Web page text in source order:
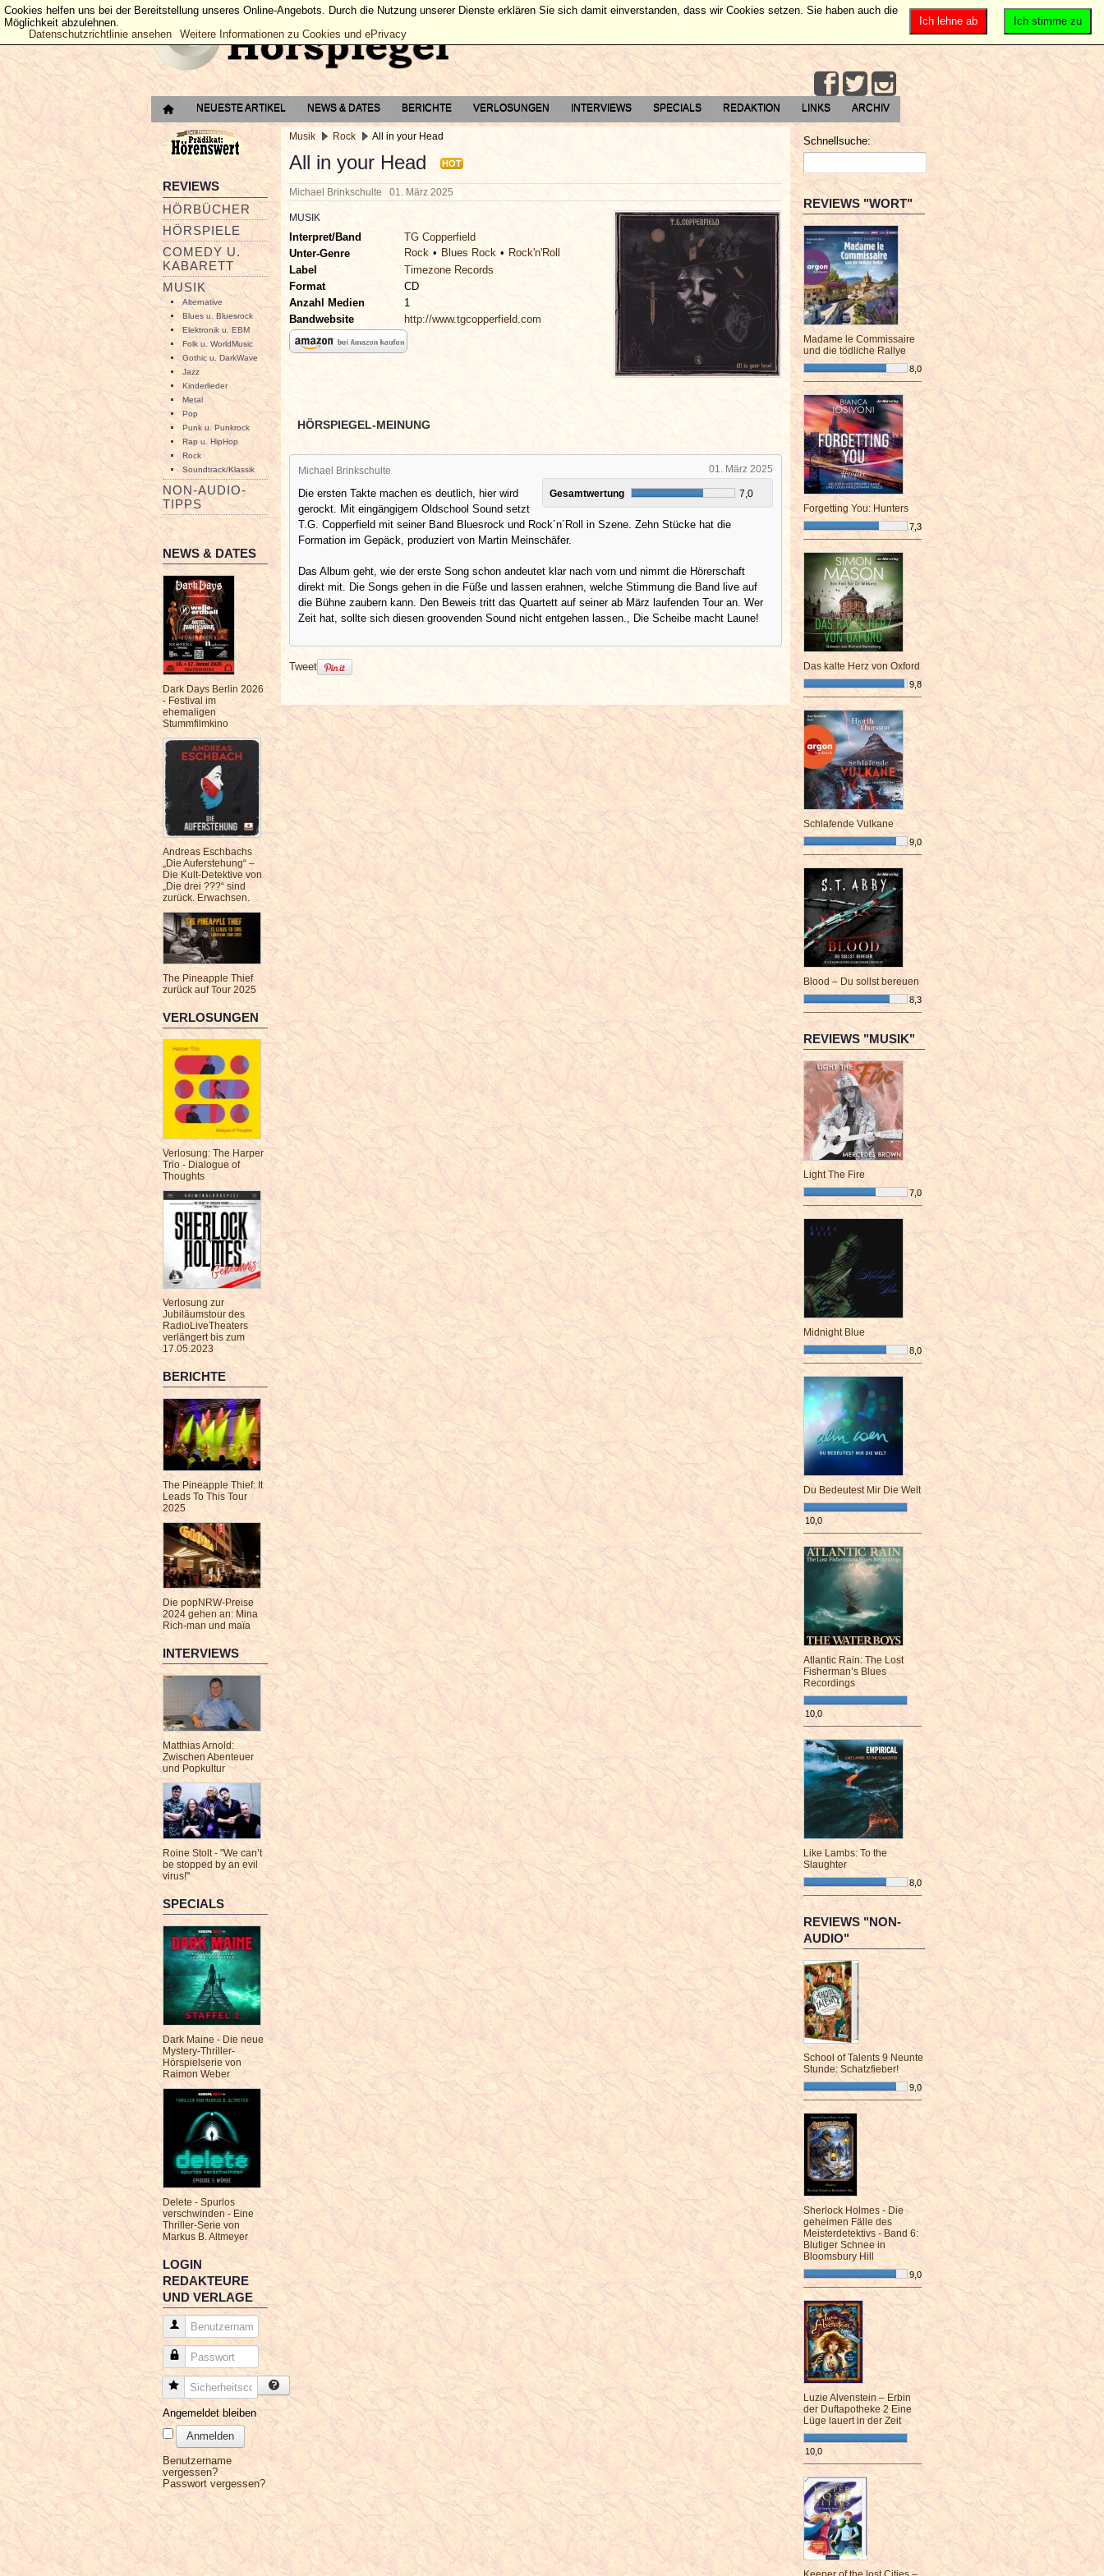
NEUESTE ARTIKEL NEWS & DATES BERICHTE VERLOSUNGEN INTERVIEWS SPECIALS REDAKTION LINKS ARCHIV
REVIEWS
HÖRBÜCHER
HÖRSPIELE
COMEDY U.
KABARETT
MUSIK
Alternative
Blues u. Bluesrock
Elektronik u. EBM
Folk u. WorldMusic
Gothic u. DarkWave
Jazz
Kinderlieder
Metal
Pop
Punk u. Punkrock
Rap u. HipHop
Rock
Soundtrack/Klassik
NON-AUDIO-
TIPPS
NEWS & DATES
Dark Days Berlin 2026
- Festival im
ehemaligen
Stummfilmkino
Andreas Eschbachs
„Die Auferstehung“ –
Die Kult-Detektive von
„Die drei ???“ sind
zurück. Erwachsen.
The Pineapple Thief
zurück auf Tour 2025
VERLOSUNGEN
Verlosung: The Harper
Trio - Dialogue of
Thoughts
Verlosung zur
Jubiläumstour des
RadioLiveTheaters
verlängert bis zum
17.05.2023
BERICHTE
The Pineapple Thief: It
Leads To This Tour
2025
Die popNRW-Preise
2024 gehen an: Mina
Rich-man und maïa
INTERVIEWS
Matthias Arnold:
Zwischen Abenteuer
und Popkultur
Roine Stolt - "We can’t
be stopped by an evil
virus!"
SPECIALS
Dark Maine - Die neue
Mystery-Thriller-
Hörspielserie von
Raimon Weber
Delete - Spurlos
verschwinden - Eine
Thriller-Serie von
Markus B. Altmeyer
LOGIN
REDAKTEURE
UND VERLAGE
Benutzername
Passwort
Sicherheitscode
Angemeldet bleiben
Anmelden
Benutzername
vergessen?
Passwort vergessen?
Musik Rock All in your Head
All in your Head HOT
Michael Brinkschulte 01. März 2025
MUSIK
Interpret/Band
TG Copperfield
Unter-Genre
Rock Blues Rock
Rock'n'Roll
Label
Timezone Records
Format
CD
Anzahl Medien
1
Bandwebsite
http://www.tgcopperfield.com
HÖRSPIEGEL-MEINUNG
01. März 2025
Michael Brinkschulte
Gesamtwertung 7,0
Die ersten Takte machen es deutlich, hier wird
gerockt. Mit eingängigem Oldschool Sound setzt
T.G. Copperfield mit seiner Band Bluesrock und Rock´n´Roll in Szene. Zehn Stücke hat die
Formation im Gepäck, produziert von Martin Meinschäfer.
Das Album geht, wie der erste Song schon andeutet klar nach vorn und nimmt die Hörerschaft
direkt mit. Die Songs gehen in die Füße und lassen erahnen, welche Stimmung die Band live auf
die Bühne zaubern kann. Den Beweis tritt das Quartett auf seiner ab März laufenden Tour an. Wer
Zeit hat, sollte sich diesen groovenden Sound nicht entgehen lassen., Die Scheibe macht Laune!
Tweet
Schnellsuche:
REVIEWS "WORT"
Madame le Commissaire
und die tödliche Rallye
8,0
¯¯¯¯¯¯¯¯¯¯¯¯¯¯¯¯¯¯¯¯¯¯¯¯
Forgetting You: Hunters
7,3
¯¯¯¯¯¯¯¯¯¯¯¯¯¯¯¯¯¯¯¯¯¯¯¯
Das kalte Herz von Oxford
9,8
¯¯¯¯¯¯¯¯¯¯¯¯¯¯¯¯¯¯¯¯¯¯¯¯
Schlafende Vulkane
9,0
¯¯¯¯¯¯¯¯¯¯¯¯¯¯¯¯¯¯¯¯¯¯¯¯
Blood – Du sollst bereuen
8,3
¯¯¯¯¯¯¯¯¯¯¯¯¯¯¯¯¯¯¯¯¯¯¯¯
REVIEWS "MUSIK"
Light The Fire
7,0
¯¯¯¯¯¯¯¯¯¯¯¯¯¯¯¯¯¯¯¯¯¯¯¯
Midnight Blue
8,0
¯¯¯¯¯¯¯¯¯¯¯¯¯¯¯¯¯¯¯¯¯¯¯¯
Du Bedeutest Mir Die Welt
10,0
¯¯¯¯¯¯¯¯¯¯¯¯¯¯¯¯¯¯¯¯¯¯¯¯
Atlantic Rain: The Lost
Fisherman’s Blues
Recordings
10,0
¯¯¯¯¯¯¯¯¯¯¯¯¯¯¯¯¯¯¯¯¯¯¯¯
Like Lambs: To the
Slaughter
8,0
¯¯¯¯¯¯¯¯¯¯¯¯¯¯¯¯¯¯¯¯¯¯¯¯
REVIEWS "NON-
AUDIO"
School of Talents 9 Neunte
Stunde: Schatzfieber!
9,0
¯¯¯¯¯¯¯¯¯¯¯¯¯¯¯¯¯¯¯¯¯¯¯¯
Sherlock Holmes - Die
geheimen Fälle des
Meisterdetektivs - Band 6:
Blutiger Schnee in
Bloomsbury Hill
9,0
¯¯¯¯¯¯¯¯¯¯¯¯¯¯¯¯¯¯¯¯¯¯¯¯
Luzie Alvenstein – Erbin
der Duftapotheke 2 Eine
Lüge lauert in der Zeit
10,0
¯¯¯¯¯¯¯¯¯¯¯¯¯¯¯¯¯¯¯¯¯¯¯¯
Ich stimme zu
Ich lehne ab
Cookies helfen uns bei der Bereitstellung unseres Online-Angebots. Durch die Nutzung unserer Dienste erklären Sie sich damit einverstanden, dass wir Cookies setzen. Sie haben auch die
Möglichkeit abzulehnen.
Datenschutzrichtlinie ansehen
Weitere Informationen zu Cookies und ePrivacy